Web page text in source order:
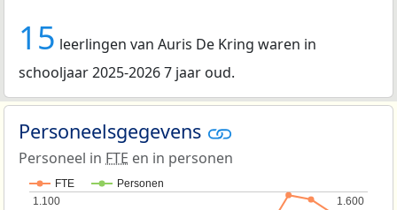
15 leerlingen van Auris De Kring waren in
schooljaar 2025-2026 7 jaar oud.
Personeelsgegevens
Personeel in FTE en in personen
FTE Personen
1.100
1.100 1.600
1.600